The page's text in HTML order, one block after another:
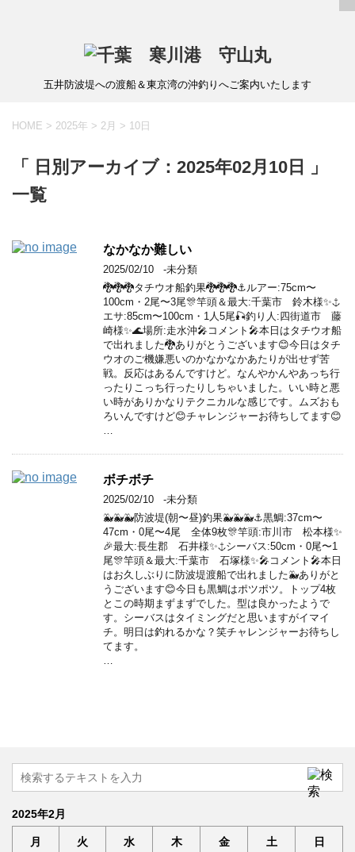
五井防波堤への渡船＆東京湾の沖釣りへご案内いたします
HOME > 2025年 > 2月 > 10日
「 日別アーカイブ：2025年02月10日 」
一覧
なかなか難しい
2025/02/10
-未分類
🐉🐉🐉タチウオ船釣果🐉🐉🐉⚓️ルアー:75cm〜
100cm・2尾〜3尾🎊竿頭＆最大:千葉市 鈴木様✨⚓️
エサ:85cm〜100cm・1人5尾🎣釣り人:四街道市 藤
崎様✨🌊場所:走水沖🎤コメント🎤本日はタチウオ船
で出れました🐉ありがとうございます😊今日はタチ
ウオのご機嫌悪いのかなかなかあたりが出せず苦
戦。反応はあるんですけど。なんやかんやあっち行
ったりこっち行ったりしちゃいました。いい時と悪
い時がありかなりテクニカルな感じです。ムズおも
ろいんですけど😊チャレンジャーお待ちしてます😊
ボチボチ
2025/02/10
-未分類
🐳🐳🐳防波堤(朝〜昼)釣果🐳🐳🐳⚓️黒鯛:37cm〜
47cm・0尾〜4尾 全体9枚🎊竿頭:市川市 松本様✨
🎉最大:長生郡 石井様✨⚓️シーバス:50cm・0尾〜1
尾🎊竿頭＆最大:千葉市 石塚様✨🎤コメント🎤本日
はお久しぶりに防波堤渡船で出れました🐳ありがと
うございます😊今日も黒鯛はポツポツ。トップ4枚
とこの時期まずまずでした。型は良かったようで
す。シーバスはタイミングだと思いますがイマイ
チ。明日は釣れるかな？笑チャレンジャーお待ちし
てます。
2025年2月
月 火 水 木 金 土 日